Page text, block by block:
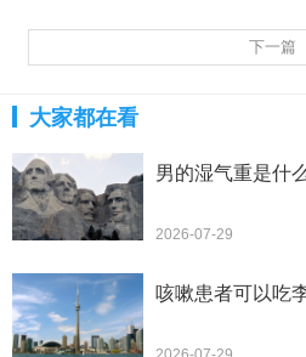
下一篇
大家都在看
男的湿气重是什
2026-07-29
咳嗽患者可以吃